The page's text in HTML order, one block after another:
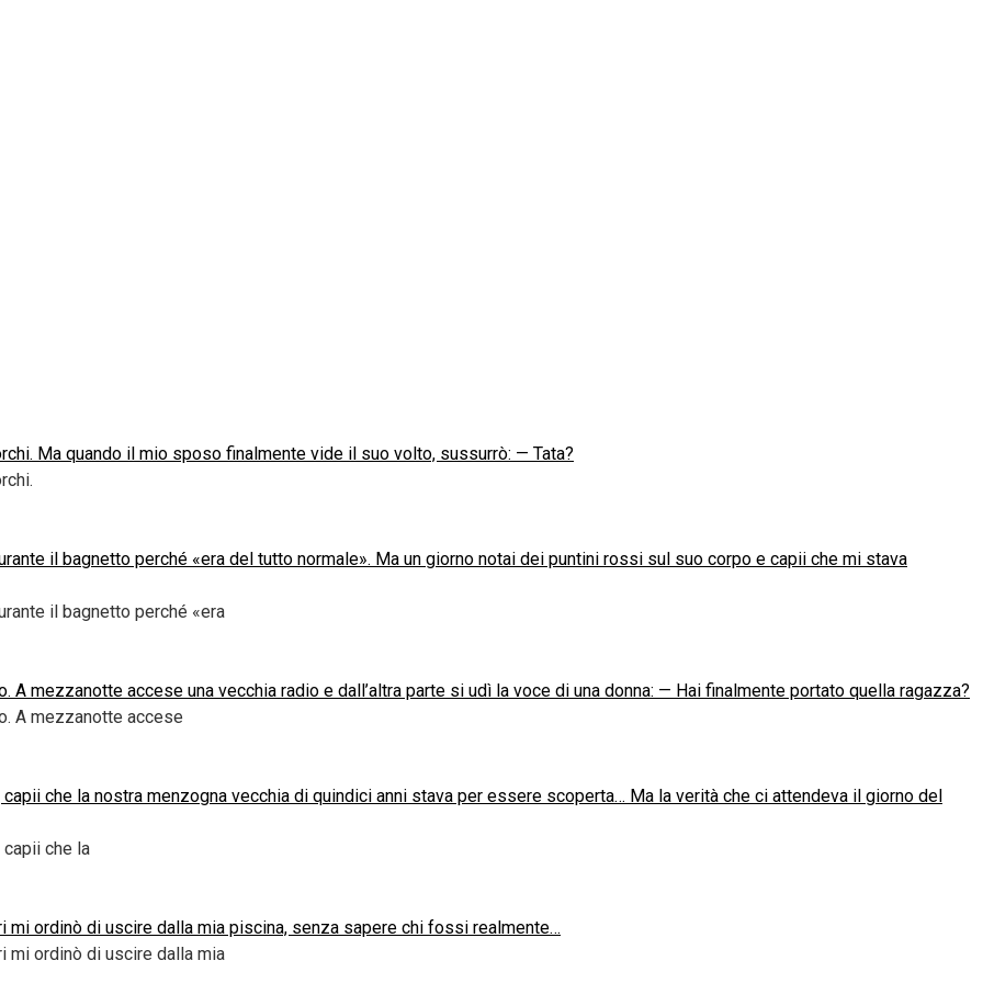
Ma quando il mio sposo finalmente vide il suo volto, sussurrò: — Tata?
il bagnetto perché «era del tutto normale». Ma un giorno notai dei puntini rossi sul suo corpo e capii che mi stava
il bagnetto perché «era
mezzanotte accese una vecchia radio e dall’altra parte si udì la voce di una donna: — Hai finalmente portato quella ragazza?
A mezzanotte accese
che la nostra menzogna vecchia di quindici anni stava per essere scoperta… Ma la verità che ci attendeva il giorno del
che la
ordinò di uscire dalla mia piscina, senza sapere chi fossi realmente…
ordinò di uscire dalla mia